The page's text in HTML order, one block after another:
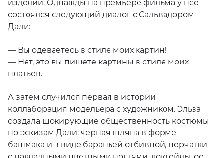
изделий. Однажды на премьере фильма у нее
состоялся следующий диалог с Сальвадором
Дали:
— Вы одеваетесь в стиле моих картин!
— Нет, это вы пишете картины в стиле моих
платьев.
А затем случился первая в истории
коллаборация модельера с художником. Эльза
создала шокирующие общественность костюмы
по эскизам Дали: черная шляпа в форме
башмака и в виде бараньей отбивной, перчатки